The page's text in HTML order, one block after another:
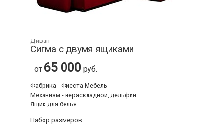
Диван
Сигма с двумя ящиками
от 65 000 руб.
Фабрика - Фиеста Мебель
Механизм - нераскладной, дельфин
Ящик для белья
Набор размеров